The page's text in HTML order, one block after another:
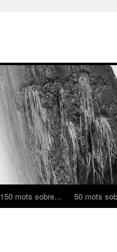
150 mots sobre… 50 mots